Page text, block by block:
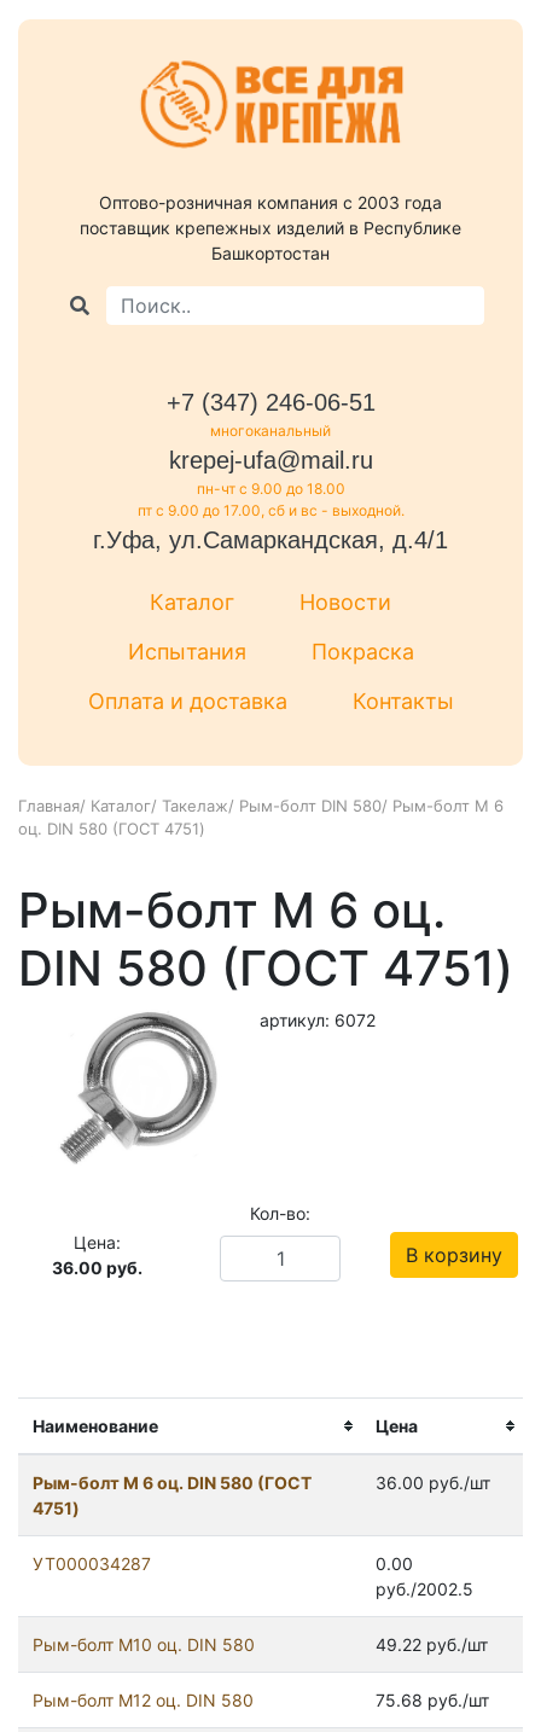
Оптово-розничная компания c 2003 года
поставщик крепежных изделий в Республике
Башкортостан
+7 (347) 246-06-51
многоканальный
krepej-ufa@mail.ru
пн-чт с 9.00 до 18.00
пт с 9.00 до 17.00, сб и вс - выходной.
г.Уфа, ул.Самаркандская, д.4/1
Каталог
Новости
Испытания
Покраска
Оплата и доставка
Контакты
Главная/ Каталог/ Такелаж/ Рым-болт DIN 580/ Рым-болт М 6
оц. DIN 580 (ГОСТ 4751)
Наименование Цена
Рым-болт М 6 оц. DIN 580 (ГОСТ
4751)
36.00 руб./шт
УТ000034287
0.00
руб./2002.5
Рым-болт М10 оц. DIN 580 49.22 руб./шт
Рым-болт М12 оц. DIN 580 75.68 руб./шт
Рым-болт М 6 оц.
DIN 580 (ГОСТ 4751)
артикул: 6072
Цена:
36.00 руб.
Кол-во:
В корзину